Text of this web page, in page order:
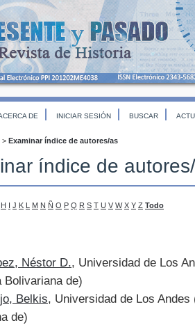
DE INICIAR SESIÓN BUSCAR
> Examinar índice de autores/as
índice de
H I J K L M N Ñ O P Q R S T U V W X Y Z Todo
Néstor D., Universidad de Los
Bolivariana de)
Belkis, Universidad de Los
de)